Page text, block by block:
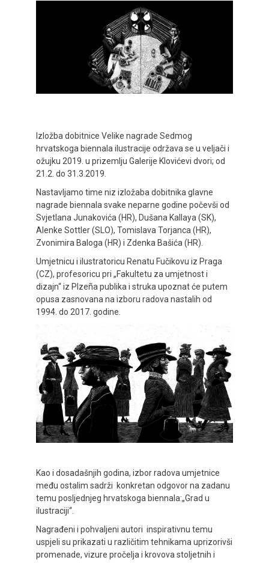
Izložba dobitnice Velike nagrade Sedmog
hrvatskoga biennala ilustracije održava se u veljači i
ožujku 2019. u prizemlju Galerije Klovićevi dvori; od
21.2. do 31.3.2019.
Nastavljamo time niz izložaba dobitnika glavne
nagrade biennala svake neparne godine počevši od
Svjetlana Junakovića (HR), Dušana Kallaya (SK),
Alenke Sottler (SLO), Tomislava Torjanca (HR),
Zvonimira Baloga (HR) i Zdenka Bašića (HR).
Umjetnicu i ilustratoricu Renatu Fučikovu iz Praga
(CZ), profesoricu pri „Fakultetu za umjetnost i
dizajn“ iz Plzeña publika i struka upoznat će putem
opusa zasnovana na izboru radova nastalih od
1994. do 2017. godine.
Kao i dosadašnjih godina, izbor radova umjetnice
među ostalim sadrži konkretan odgovor na zadanu
temu posljednjeg hrvatskoga biennala:„Grad u
ilustraciji“.
Nagrađeni i pohvaljeni autori inspirativnu temu
uspjeli su prikazati u različitim tehnikama uprizorivši
promenade, vizure pročelja i krovova stoljetnih i